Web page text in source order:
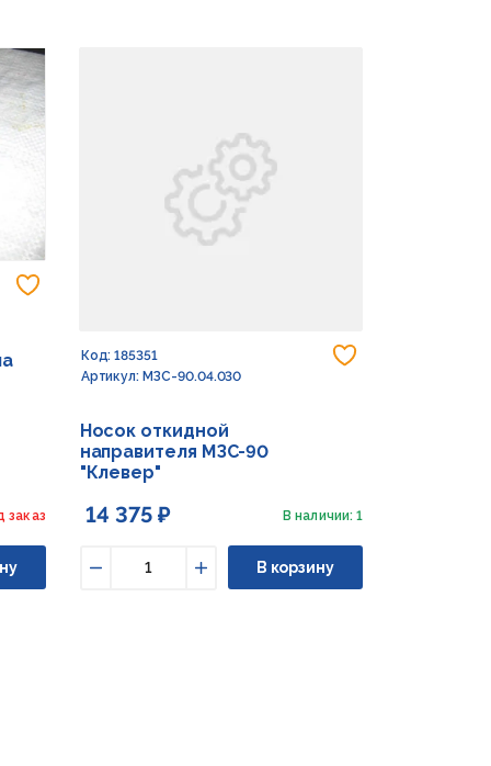
заказ
Код: 185351
Артикул: МЗС-90.04.030
Носок откидной
направителя МЗС-90
"Клевер"
14 375 ₽ В наличии: 1
Увеличить
В корзину